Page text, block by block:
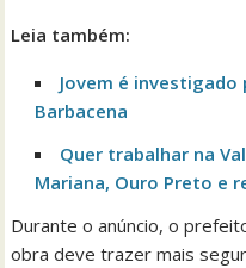
Leia também:
Jovem é
Barbacena
Quer trabalhar na
Mariana, Ouro Preto e
Durante o anúncio, o
obra deve trazer mais